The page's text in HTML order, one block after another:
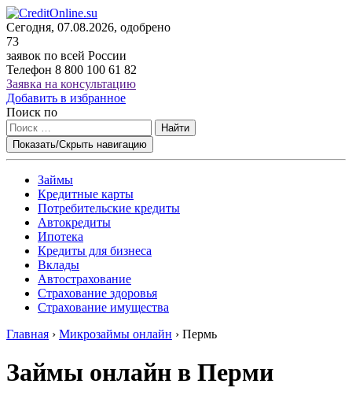
Сегодня, 07.08.2026, одобрено
73
заявок по всей России
Телефон 8 800 100 61 82
Заявка на консультацию
Добавить в избранное
Поиск по
Найти
Показать/Скрыть навигацию
Займы
Кредитные карты
Потребительские кредиты
Автокредиты
Ипотека
Кредиты для бизнеса
Вклады
Автострахование
Страхование здоровья
Страхование имущества
Главная › Микрозаймы онлайн › Пермь
Займы онлайн в Перми